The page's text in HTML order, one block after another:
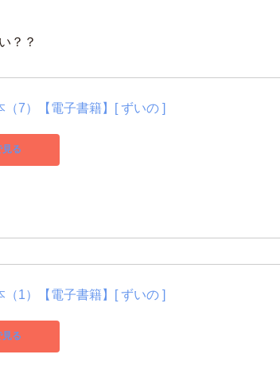
？？
（7）【電子書籍】[ ずいの ]
る
（1）【電子書籍】[ ずいの ]
る